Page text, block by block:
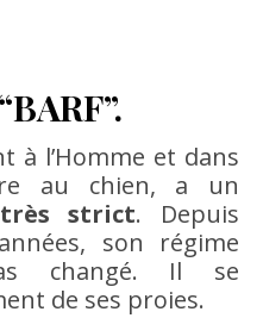
à l’Homme et dans
au chien, a un
très strict. Depuis
son régime
changé. Il se
de ses proies.